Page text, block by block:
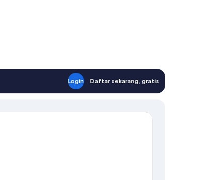
Login Daftar sekarang, gratis